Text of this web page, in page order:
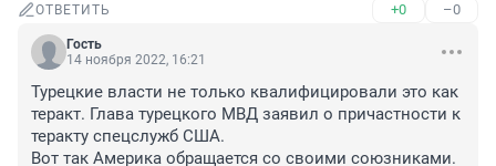
ОТВЕТИТЬ +0 –0
Гость
14 ноября 2022, 16:21
Турецкие власти не только квалифицировали это как
теракт. Глава турецкого МВД заявил о причастности к
теракту спецслужб США.
Вот так Америка обращается со своими союзниками.